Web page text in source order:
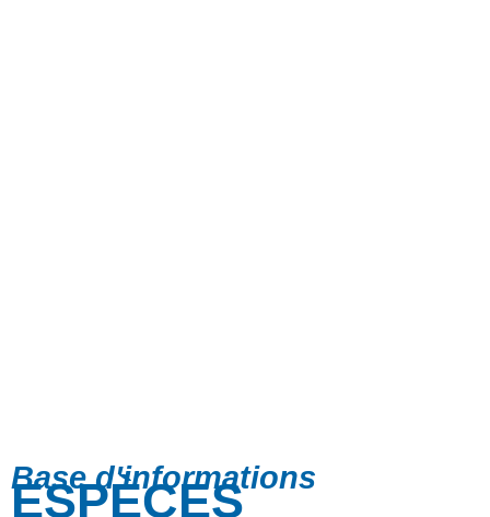
Base d'informations
ESPÈCES